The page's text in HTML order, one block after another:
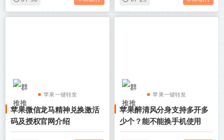
苹果一键转发
苹果TF微信多开
苹果微信龙马精神兑换激活
码及授权官网介绍
苹果一键转发
苹果TF微信多开
苹果醉清风分身支持多开多
少个？能不能换手机使用